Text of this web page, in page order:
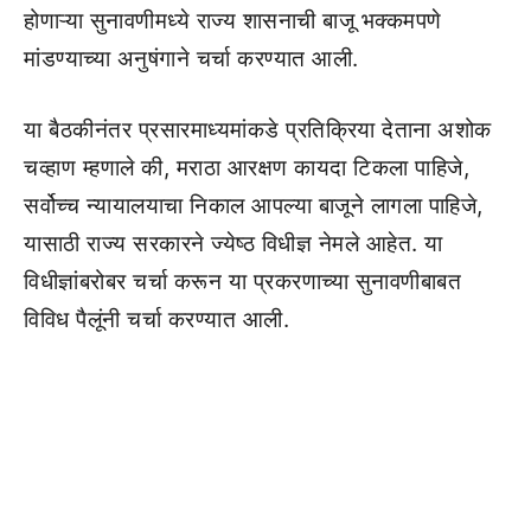
होणाऱ्या सुनावणीमध्ये राज्य शासनाची बाजू भक्कमपणे
मांडण्याच्या अनुषंगाने चर्चा करण्यात आली.
या बैठकीनंतर प्रसारमाध्यमांकडे प्रतिक्रिया देताना अशोक
चव्हाण म्हणाले की, मराठा आरक्षण कायदा टिकला पाहिजे,
सर्वोच्च न्यायालयाचा निकाल आपल्या बाजूने लागला पाहिजे,
यासाठी राज्य सरकारने ज्येष्ठ विधीज्ञ नेमले आहेत. या
विधीज्ञांबरोबर चर्चा करून या प्रकरणाच्या सुनावणीबाबत
विविध पैलूंनी चर्चा करण्यात आली.